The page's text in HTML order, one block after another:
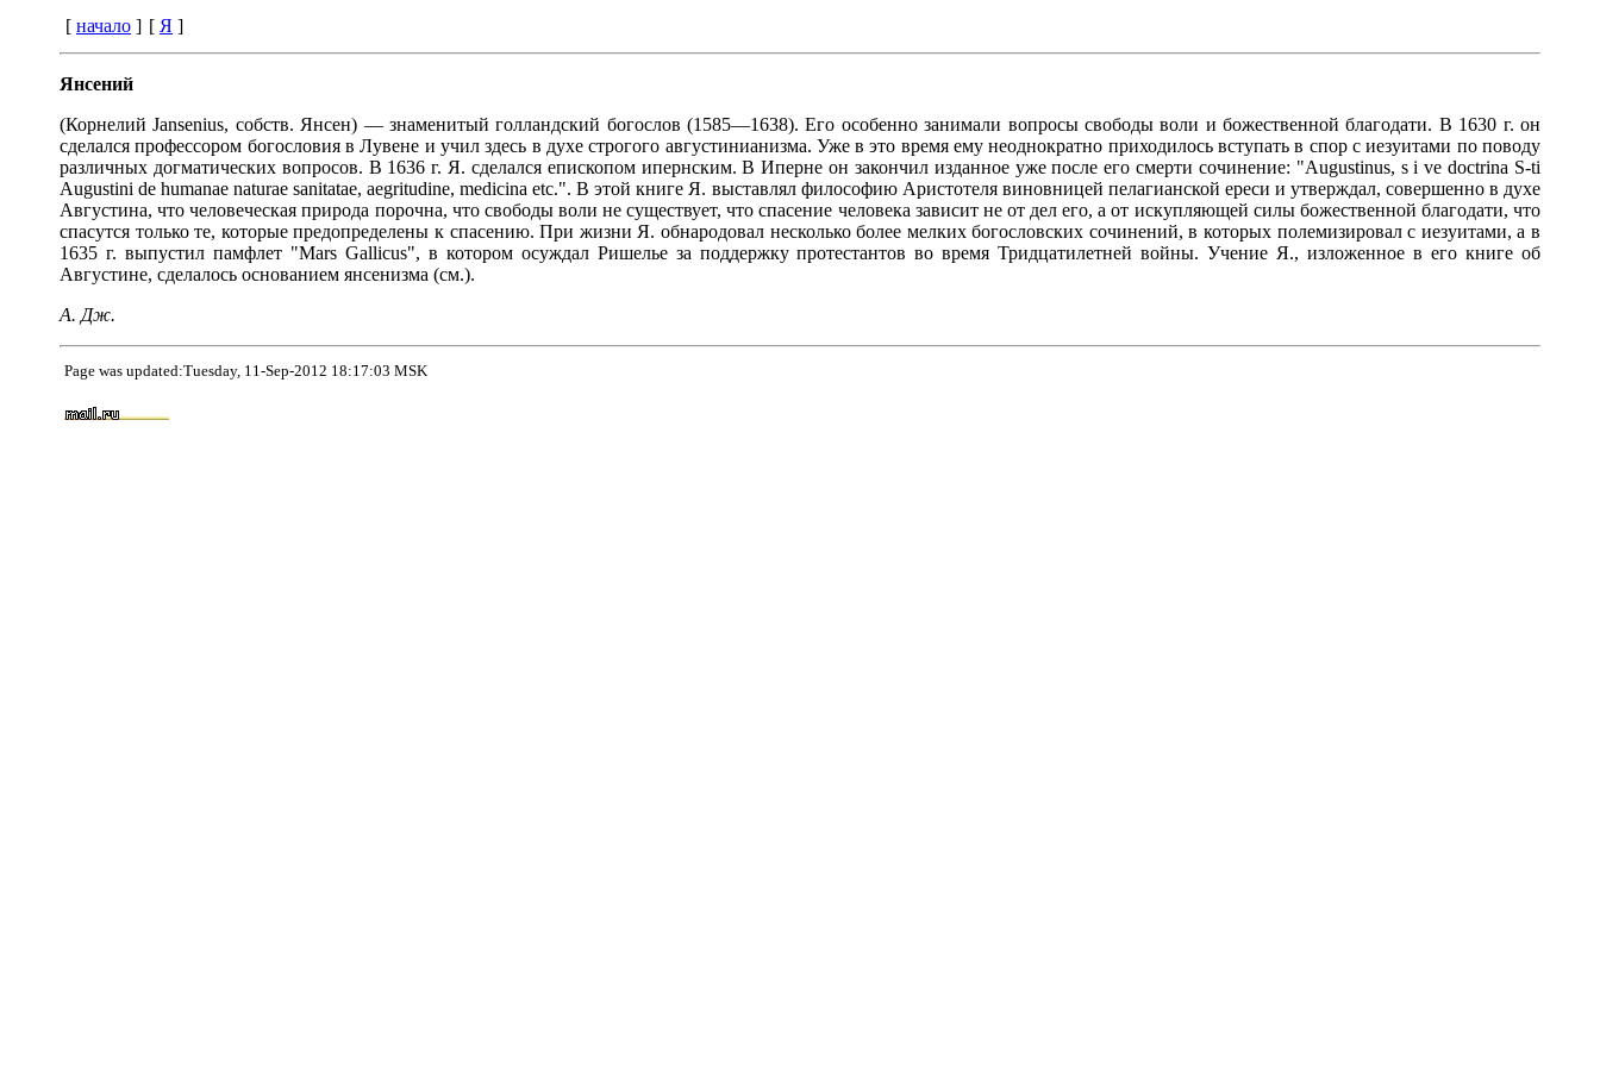
[ начало ] [ Я ]
Янсений
(Корнелий Jansenius, собств. Янсен) — знаменитый голландский богослов (1585—1638). Его особенно занимали вопросы свободы воли и божественной благодати. В 1630 г. он
сделался профессором богословия в Лувене и учил здесь в духе строгого августинианизма. Уже в это время ему неоднократно приходилось вступать в спор с иезуитами по поводу
различных догматических вопросов. В 1636 г. Я. сделался епископом ипернским. В Иперне он закончил изданное уже после его смерти сочинение: "Augustinus, s i ve doctrina S-ti
Augustini de humanae naturae sanitatae, aegritudine, medicina etc.". В этой книге Я. выставлял философию Аристотеля виновницей пелагианской ереси и утверждал, совершенно в духе
Августина, что человеческая природа порочна, что свободы воли не существует, что спасение человека зависит не от дел его, а от искупляющей силы божественной благодати, что
спасутся только те, которые предопределены к спасению. При жизни Я. обнародовал несколько более мелких богословских сочинений, в которых полемизировал с иезуитами, а в
1635 г. выпустил памфлет "Mars Gallicus", в котором осуждал Ришелье за поддержку протестантов во время Тридцатилетней войны. Учение Я., изложенное в его книге об
Августине, сделалось основанием янсенизма (см.).
А. Дж.
Page was updated:Tuesday, 11-Sep-2012 18:17:03 MSK